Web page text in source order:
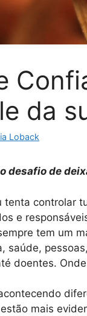
da
Loback
o desafio de
tenta controlar
e
tem um
saúde,
doentes.
mais